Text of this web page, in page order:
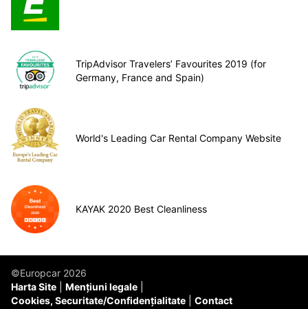
TripAdvisor Travelers’ Favourites 2019 (for
Germany, France and Spain)
World's Leading Car Rental Company Website
KAYAK 2020 Best Cleanliness
©Europcar 2026
Harta Site
Mențiuni legale
Cookies, Securitate/Confidențialitate
Contact